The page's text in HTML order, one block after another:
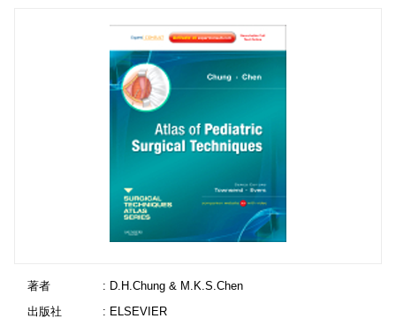
著者
: D.H.Chung & M.K.S.Chen
出版社
: ELSEVIER